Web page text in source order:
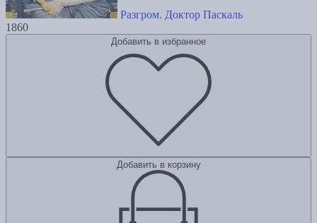
Разгром. Доктор Паскаль
1860
Добавить в избранное
Добавить в корзину